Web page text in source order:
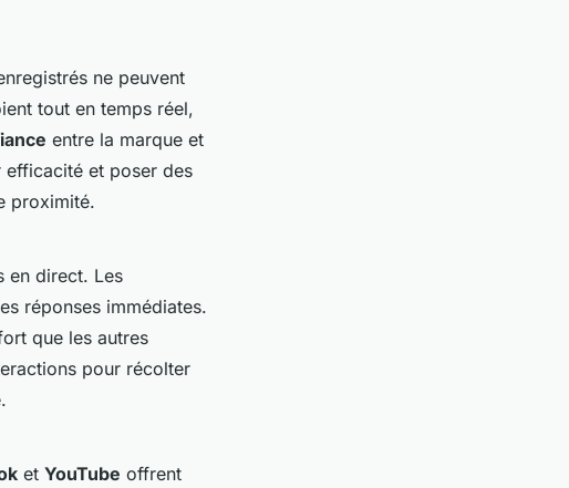
ne peuvent
tout en temps réel,
entre la marque et
efficacité et poser des
proximité.
en direct. Les
réponses immédiates.
que les autres
pour récolter
et YouTube offrent